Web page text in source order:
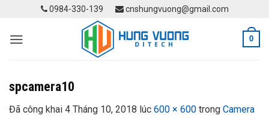
content
0984-330-139 cnshungvuong@gmail.com
0
spcamera10
Đã công khai 4 Tháng 10, 2018 lúc 600 × 600 trong Camera